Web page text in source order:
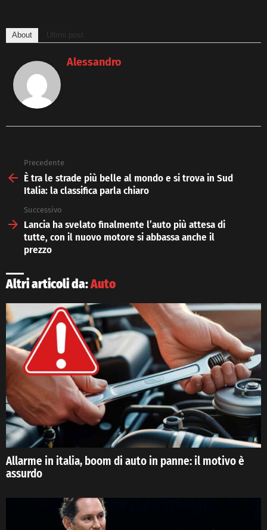
About Ultimi post
Alessandro
more
Precedente
È tra le strade più belle al mondo e si trova in Sud
Italia: la classifica parla chiaro
Successivo
Lancia ha svelato finalmente l’auto più attesa di
tutte, con il nuovo motore si abbassa anche il
prezzo
Altri articoli da:Auto
Allarme in italia, boom di auto in panne: il motivo è
assurdo